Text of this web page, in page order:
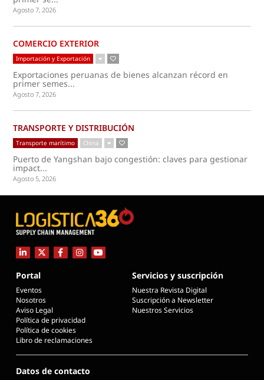
Agosto 7, 2026
COMERCIO EXTERIOR
Importación y Exportación
Exportaciones peruanas de bienes alcanzan récord en
primer semes...
Agosto 7, 2026
TRANSPORTE Y DISTRIBUCIÓN
Transporte marítimo China
Puerto de Yangshan bajo congestión: claves para gestionar
impact...
Agosto 5, 2026
Portal
Eventos
Nosotros
Aviso Legal
Política de privacidad
Política de cookies
Libro de reclamaciones
Servicios y suscripción
Nuestra Revista Digital
Suscripción a Newsletter
Nuestros Servicios
Datos de contacto